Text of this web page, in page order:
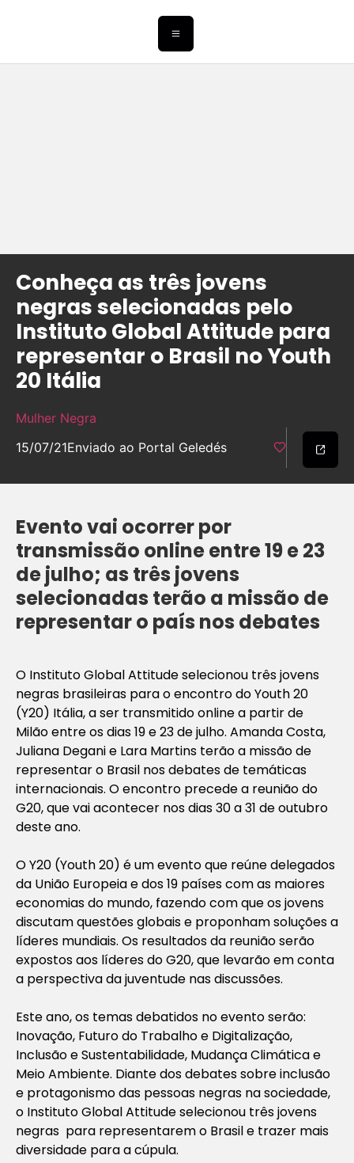
Conheça as três jovens
negras selecionadas pelo
Instituto Global Attitude para
representar o Brasil no Youth
20 Itália
Mulher Negra
15/07/21Enviado ao Portal Geledés
Evento vai ocorrer por
transmissão online entre 19 e 23
de julho; as três jovens
selecionadas terão a missão de
representar o país nos debates
O Instituto Global Attitude selecionou três jovens
negras brasileiras para o encontro do Youth 20
(Y20) Itália, a ser transmitido online a partir de
Milão entre os dias 19 e 23 de julho. Amanda Costa,
Juliana Degani e Lara Martins terão a missão de
representar o Brasil nos debates de temáticas
internacionais. O encontro precede a reunião do
G20, que vai acontecer nos dias 30 a 31 de outubro
deste ano.
O Y20 (Youth 20) é um evento que reúne delegados
da União Europeia e dos 19 países com as maiores
economias do mundo, fazendo com que os jovens
discutam questões globais e proponham soluções a
líderes mundiais. Os resultados da reunião serão
expostos aos líderes do G20, que levarão em conta
a perspectiva da juventude nas discussões.
Este ano, os temas debatidos no evento serão:
Inovação, Futuro do Trabalho e Digitalização,
Inclusão e Sustentabilidade, Mudança Climática e
Meio Ambiente. Diante dos debates sobre inclusão
e protagonismo das pessoas negras na sociedade,
o Instituto Global Attitude selecionou três jovens
negras para representarem o Brasil e trazer mais
diversidade para a cúpula.